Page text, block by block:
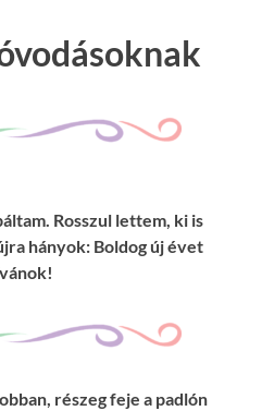
Rosszul lettem, ki is
hányok: Boldog új évet
részeg feje a padlón